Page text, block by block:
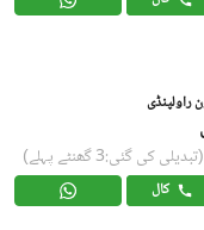
(تبدیلی کی گئی:3 گھنٹے پہلے)
کال